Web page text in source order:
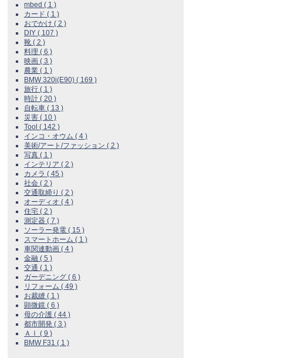
mbed ( 1 )
カード ( 1 )
おでかけ ( 2 )
DIY ( 107 )
靴 ( 2 )
料理 ( 6 )
映画 ( 3 )
農業 ( 1 )
BMW 320i(E90) ( 169 )
旅行 ( 1 )
時計 ( 20 )
自転車 ( 13 )
災害 ( 10 )
Tool ( 142 )
インコ・オウム ( 4 )
美術/アート/ファッション ( 2 )
写真 ( 1 )
インテリア ( 2 )
カメラ ( 45 )
社会 ( 2 )
交通取締り ( 2 )
オーディオ ( 4 )
住宅 ( 2 )
測定器 ( 7 )
ソーラー発電 ( 15 )
スマートホーム ( 1 )
車関連動画 ( 4 )
金融 ( 5 )
交通 ( 1 )
ガーデニング ( 6 )
リフォーム ( 49 )
お裁縫 ( 1 )
顕微鏡 ( 6 )
母の介護 ( 44 )
都市開発 ( 3 )
ＡＩ ( 9 )
BMW F31 ( 1 )